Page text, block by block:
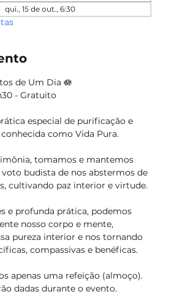
qui., 15 de out., 6:30
de Um Dia 🪷
- Gratuito
especial de purificação e
como Vida Pura.
tomamos e mantemos
budista de nos abstermos de
cultivando paz interior e virtude.
e profunda prática, podemos
nosso corpo e mente,
pureza interior e nos tornando
compassivas e benéficas.
apenas uma refeição (almoço).
dadas durante o evento.